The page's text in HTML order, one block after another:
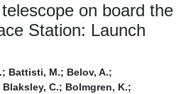
on board the
Station: Launch
; Battisti, M.; Belov, A.;
Blaksley, C.; Bolmgren, K.;